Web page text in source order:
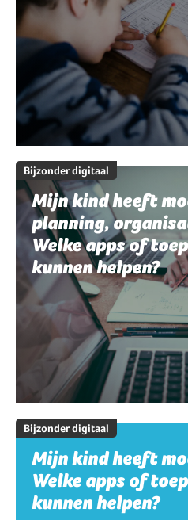
Bijzonder digitaal
Mijn kind heeft
planning,
Welke apps of
kunnen helpen?
Bijzonder digitaal
Mijn kind heeft
Welke apps of
kunnen helpen?